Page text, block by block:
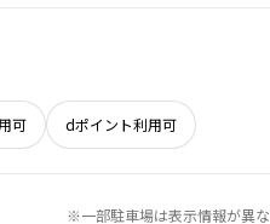
可 dポイント利用可
※一部駐車場は表示情報が異